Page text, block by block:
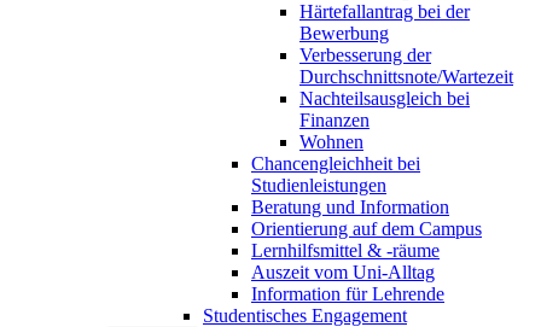
Härtefallantrag bei der
Bewerbung
Verbesserung der
Durchschnittsnote/Wartezeit
Nachteilsausgleich bei
Finanzen
Wohnen
Chancengleichheit bei
Studienleistungen
Beratung und Information
Orientierung auf dem Campus
Lernhilfsmittel & -räume
Auszeit vom Uni-Alltag
Information für Lehrende
Studentisches Engagement